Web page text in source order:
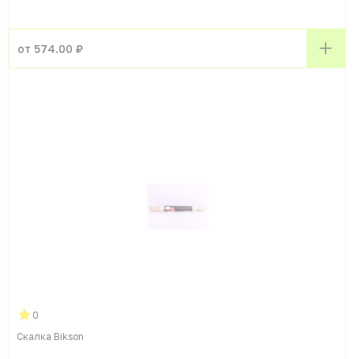
от 574.00 ₽
0
Скалка Bikson